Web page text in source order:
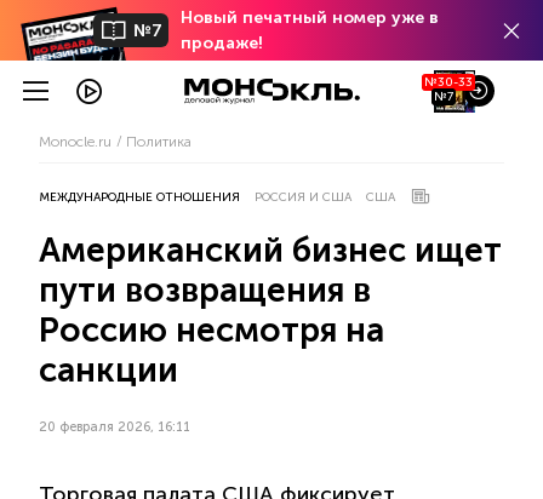
№7
Новый печатный номер уже в
продаже!
№30-33
№7
Monocle.ru Политика
МЕЖДУНАРОДНЫЕ ОТНОШЕНИЯ РОССИЯ И США США
Американский бизнес ищет
пути возвращения в
Россию несмотря на
санкции
20 февраля 2026, 16:11